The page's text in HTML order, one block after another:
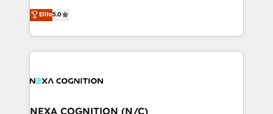
HubSpot Data System Migrations between systems
to HubSpot New lead generation strategies Time-
New Zealand, and globally to realise their full
potential through enterprise HubSpot CRM
implementation. And we deliver best practice across
the whole HubSpot platform, covering marketing,
all businesses, from start-up to Enterprise, and have
the world. Our human approach to digital
Elite5.0
NEXA COGNITION (N/C)